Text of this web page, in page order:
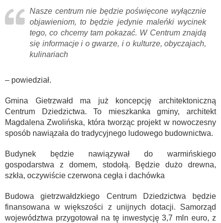
Nasze centrum nie będzie poświęcone wyłącznie
objawieniom, to będzie jedynie maleńki wycinek
tego, co chcemy tam pokazać. W Centrum znajdą
się informacje i o gwarze, i o kulturze, obyczajach,
kulinariach
– powiedział.
Gmina Gietrzwałd ma już koncepcję architektoniczną
Centrum Dziedzictwa. To mieszkanka gminy, architekt
Magdalena Zwolińska, która tworząc projekt w nowoczesny
sposób nawiązała do tradycyjnego ludowego budownictwa.
Budynek będzie nawiązywał do warmińskiego
gospodarstwa z domem, stodołą. Będzie dużo drewna,
szkła, oczywiście czerwona cegła i dachówka
Budowa gietrzwałdzkiego Centrum Dziedzictwa będzie
finansowana w większości z unijnych dotacji. Samorząd
województwa przygotował na tę inwestycję 3,7 mln euro, z